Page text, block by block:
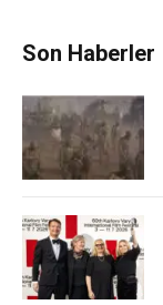
Son Haberler